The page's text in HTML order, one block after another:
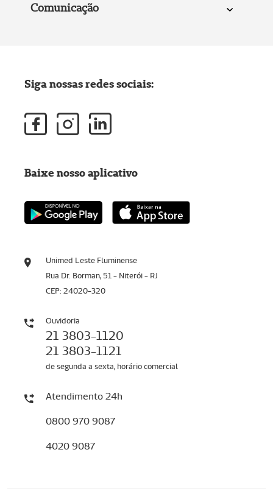
Comunicação
Unimed Leste Fluminense
Rua Dr. Borman, 51 - Niterói - RJ
CEP: 24020-320
Ouvidoria
21 3803-1120
21 3803-1121
de segunda a sexta, horário comercial
Atendimento 24h
0800 970 9087
4020 9087
Siga nossas redes sociais:
Baixe nosso aplicativo